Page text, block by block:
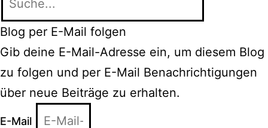
Blog per E-Mail folgen
Gib deine E-Mail-Adresse ein, um diesem Blog
zu folgen und per E-Mail Benachrichtigungen
über neue Beiträge zu erhalten.
E-Mail